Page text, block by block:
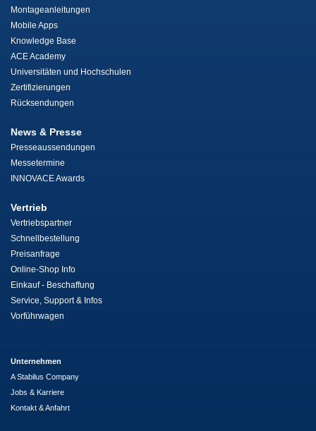
Montageanleitungen
Mobile Apps
Knowledge Base
ACE Academy
Universitäten und Hochschulen
Zertifizierungen
Rücksendungen
News & Presse
Presseaussendungen
Messetermine
INNOVACE Awards
Vertrieb
Vertriebspartner
Schnellbestellung
Preisanfrage
Online-Shop Info
Einkauf - Beschaffung
Service, Support & Infos
Vorführwagen
Unternehmen
A Stabilus Company
Jobs & Karriere
Kontakt & Anfahrt